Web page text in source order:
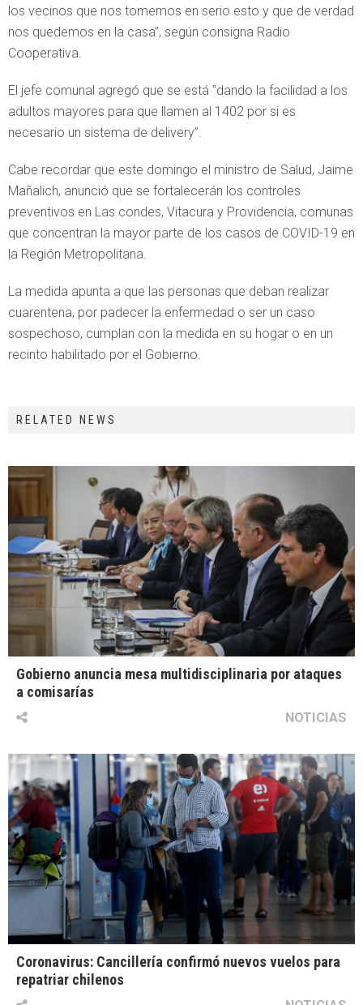
los vecinos que nos tomemos en serio esto y que de verdad
nos quedemos en la casa”, según consigna Radio
Cooperativa.
El jefe comunal agregó que se está “dando la facilidad a los
adultos mayores para que llamen al 1402 por si es
necesario un sistema de delivery”.
Cabe recordar que este domingo el ministro de Salud, Jaime
Mañalich, anunció que se fortalecerán los controles
preventivos en Las condes, Vitacura y Providencia, comunas
que concentran la mayor parte de los casos de COVID-19 en
la Región Metropolitana.
La medida apunta a que las personas que deban realizar
cuarentena, por padecer la enfermedad o ser un caso
sospechoso, cumplan con la medida en su hogar o en un
recinto habilitado por el Gobierno.
RELATED NEWS
Gobierno anuncia mesa multidisciplinaria por ataques
a comisarías
NOTICIAS
Coronavirus: Cancillería confirmó nuevos vuelos para
repatriar chilenos